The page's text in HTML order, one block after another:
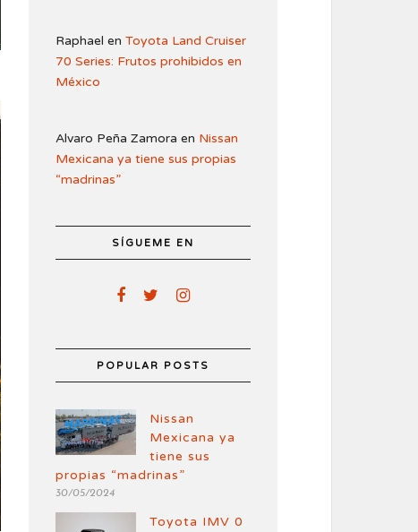
Raphael en Toyota Land Cruiser
70 Series: Frutos prohibidos en
México
Alvaro Peña Zamora en Nissan
Mexicana ya tiene sus propias
“madrinas”
SÍGUEME EN
POPULAR POSTS
Nissan
Mexicana ya
tiene sus
propias “madrinas”
30/05/2024
Toyota IMV 0